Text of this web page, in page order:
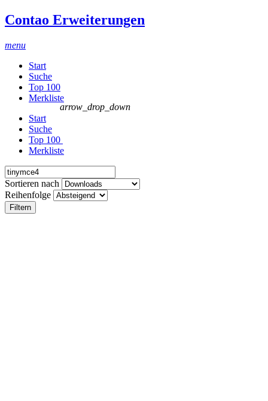
Contao Erweiterungen
menu
Start
Suche
Top 100
Merkliste
Start
Suche
Top 100
arrow_drop_down
Merkliste
Sortieren nach
Reihenfolge
Filtern